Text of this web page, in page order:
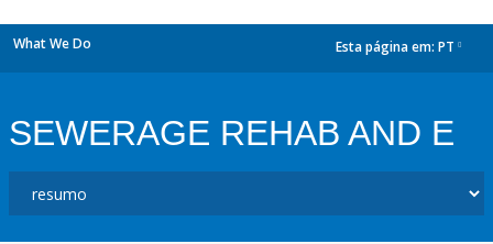
What We Do Esta página em: PT
SEWERAGE REHAB AND E